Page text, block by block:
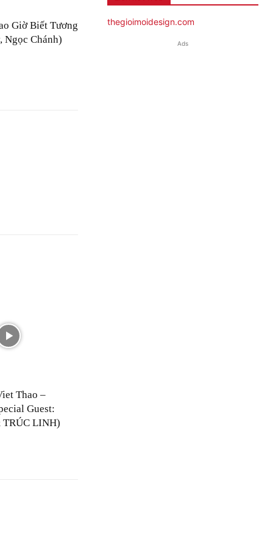
Giờ Biết Tương
Ngọc Chánh)
Thao –
Guest:
LINH)
thegioimoidesign.com
Ads